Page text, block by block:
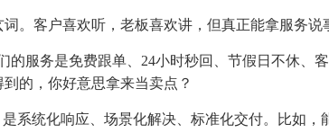
。客户喜欢听，老板喜欢讲，但真正能拿服务说
的服务是免费跟单、24小时秒回、节假日不休、
的，你好意思拿来当卖点？
系统化响应、场景化解决、标准化交付。比如